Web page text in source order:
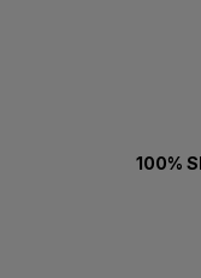
100%